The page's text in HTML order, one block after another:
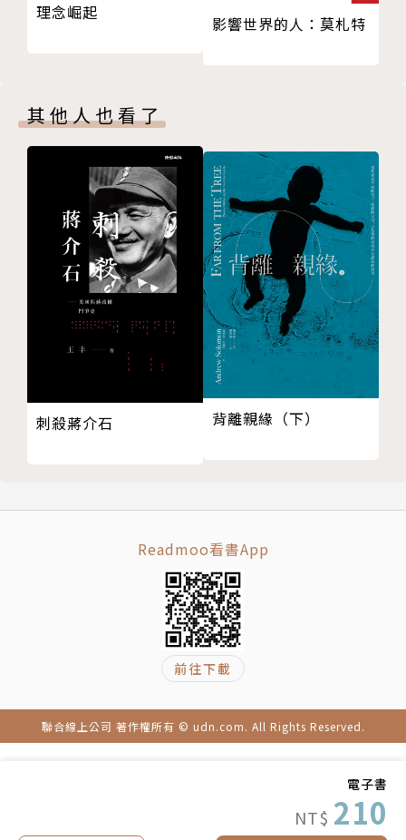
電子書
NT$ 210
理念崛起
影響世界的人：莫札特
其他人也看了
刺殺蔣介石 背離親緣（下）
Readmoo看書App
前往下載
聯合線上公司 著作權所有 © udn.com. All Rights Reserved.